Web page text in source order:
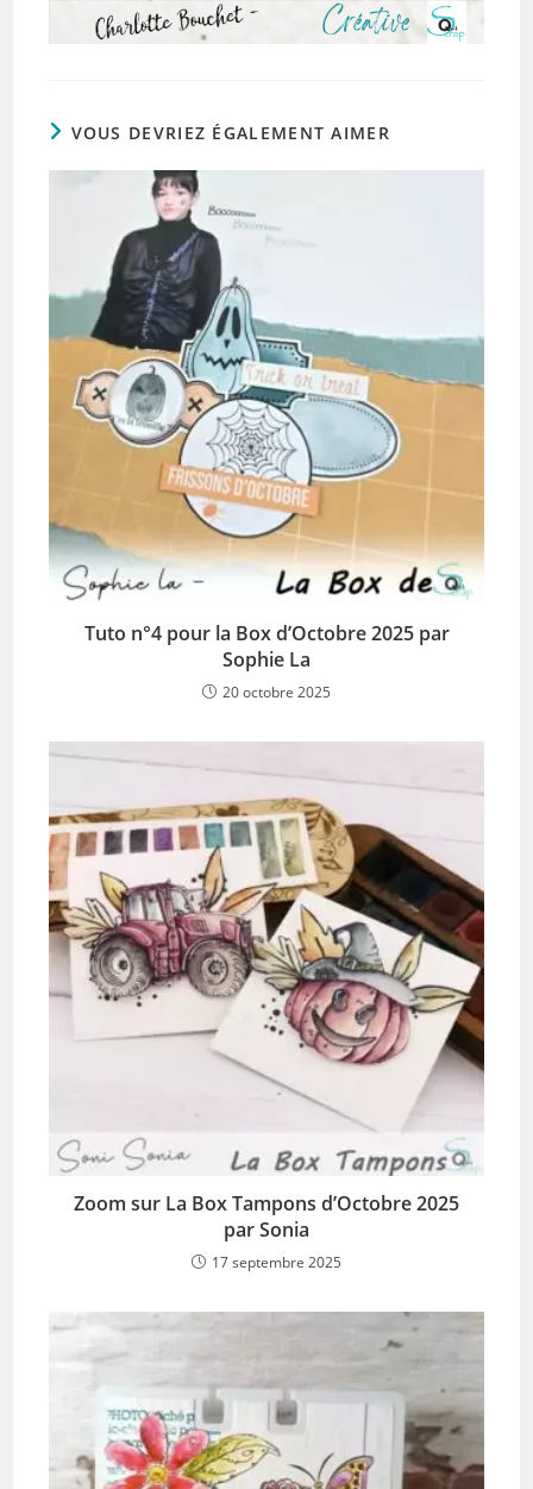
VOUS DEVRIEZ ÉGALEMENT AIMER
Tuto n°4 pour la Box d’Octobre 2025 par
Sophie La
20 octobre 2025
Zoom sur La Box Tampons d’Octobre 2025
par Sonia
17 septembre 2025